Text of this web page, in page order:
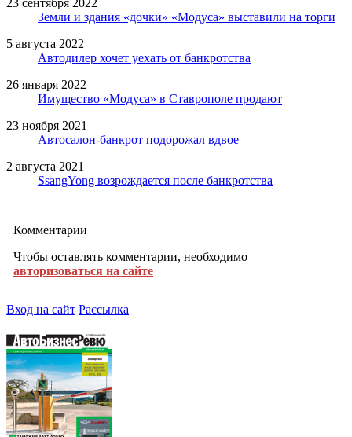
Земли и здания «дочки» «Модуса» выставили на торги
5 августа 2022
Автодилер хочет уехать от банкротства
26 января 2022
Имущество «Модуса» в Ставрополе продают
23 ноября 2021
Автосалон-банкрот подорожал вдвое
2 августа 2021
SsangYong возрождается после банкротства
Комментарии
Чтобы оставлять комментарии, необходимо
авторизоваться на сайте
Вход на сайт Рассылка